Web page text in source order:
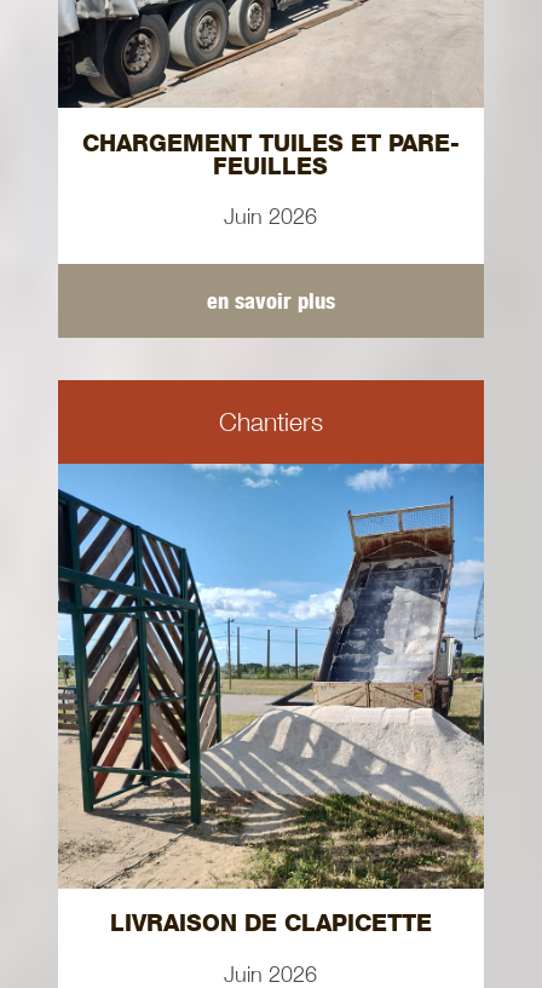
CHARGEMENT TUILES ET PARE-
FEUILLES
Juin 2026
en savoir plus
Chantiers
LIVRAISON DE CLAPICETTE
Juin 2026